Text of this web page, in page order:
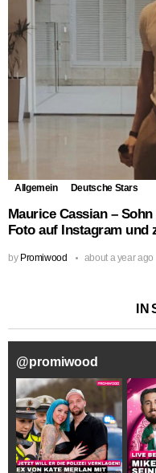
Allgemein Deutsche Stars
Maurice Cassian –
Foto auf Instagram und
by Promiwood about a year ago
@promiwood